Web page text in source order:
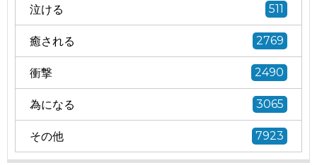
泣ける 511
癒される 2769
衝撃 2490
為になる 3065
その他 7923